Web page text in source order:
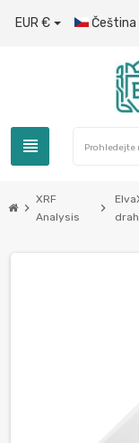
EUR € Čeština
view_headline
chevron_right
XRF
Analysis
chevron_right